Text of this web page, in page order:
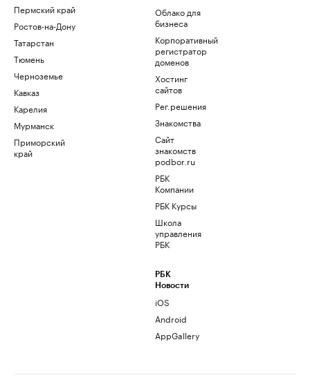
Пермский край
Ростов-на-Дону
Татарстан
Тюмень
Черноземье
Кавказ
Карелия
Мурманск
Приморский
край
Облако для
бизнеса
Корпоративный
регистратор
доменов
Хостинг
сайтов
Рег.решения
Знакомства
Сайт
знакомств
podbor.ru
РБК
Компании
РБК Курсы
Школа
управления
РБК
РБК
Новости
iOS
Android
AppGallery